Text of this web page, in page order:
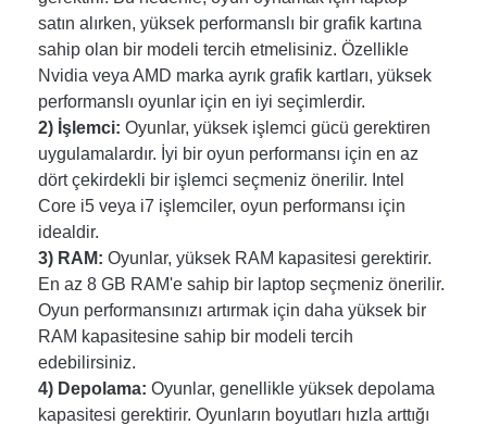
satın alırken, yüksek performanslı bir grafik kartına
sahip olan bir modeli tercih etmelisiniz. Özellikle
Nvidia veya AMD marka ayrık grafik kartları, yüksek
performanslı oyunlar için en iyi seçimlerdir.
2) İşlemci: Oyunlar, yüksek işlemci gücü gerektiren
uygulamalardır. İyi bir oyun performansı için en az
dört çekirdekli bir işlemci seçmeniz önerilir. Intel
Core i5 veya i7 işlemciler, oyun performansı için
idealdir.
3) RAM: Oyunlar, yüksek RAM kapasitesi gerektirir.
En az 8 GB RAM'e sahip bir laptop seçmeniz önerilir.
Oyun performansınızı artırmak için daha yüksek bir
RAM kapasitesine sahip bir modeli tercih
edebilirsiniz.
4) Depolama: Oyunlar, genellikle yüksek depolama
kapasitesi gerektirir. Oyunların boyutları hızla arttığı